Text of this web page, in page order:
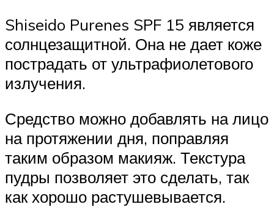
Shiseido Purenes SPF 15 является
солнцезащитной. Она не дает коже
пострадать от ультрафиолетового
излучения.
Средство можно добавлять на лицо
на протяжении дня, поправляя
таким образом макияж. Текстура
пудры позволяет это сделать, так
как хорошо растушевывается.